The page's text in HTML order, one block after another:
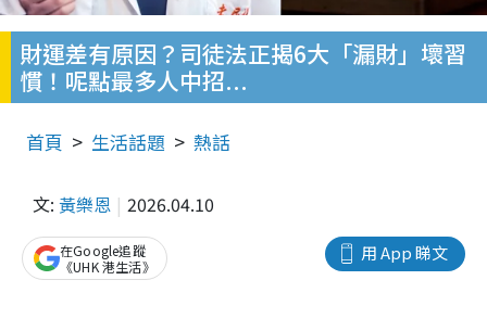
財運差有原因？司徒法正揭6大「漏財」壞習
慣！呢點最多人中招...
首頁 生活話題 熱話
文: 黃樂恩 2026.04.10
用 App 睇文
在Google追蹤
《UHK 港生活》